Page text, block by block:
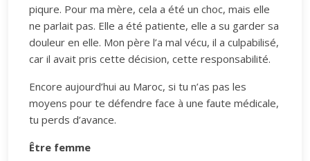
piqure. Pour ma mère, cela a été un choc, mais elle
ne parlait pas. Elle a été patiente, elle a su garder sa
douleur en elle. Mon père l’a mal vécu, il a culpabilisé,
car il avait pris cette décision, cette responsabilité.
Encore aujourd’hui au Maroc, si tu n’as pas les
moyens pour te défendre face à une faute médicale,
tu perds d’avance.
Être femme